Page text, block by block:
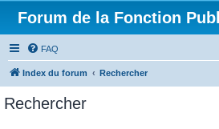
Forum de la Fonction
FAQ
Index du forum Rechercher
Rechercher